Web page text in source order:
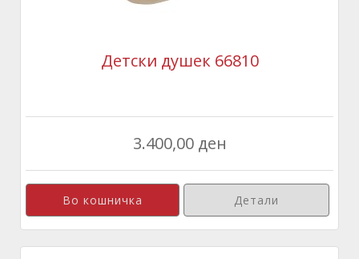
Детски душек 66810
3.400,00 ден
Детали